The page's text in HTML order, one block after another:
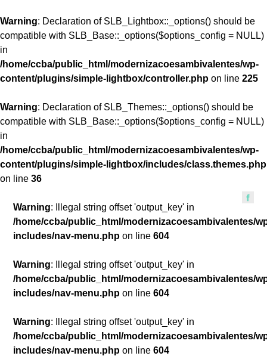
Warning: Declaration of SLB_Lightbox::_options() should be
compatible with SLB_Base::_options($options_config = NULL)
in
/home/ccba/public_html/modernizacoesambivalentes/wp-
content/plugins/simple-lightbox/controller.php on line 225
Warning: Declaration of SLB_Themes::_options() should be
compatible with SLB_Base::_options($options_config = NULL)
in
/home/ccba/public_html/modernizacoesambivalentes/wp-
content/plugins/simple-lightbox/includes/class.themes.php
on line 36
Warning: Illegal string offset 'output_key' in
/home/ccba/public_html/modernizacoesambivalentes/
includes/nav-menu.php on line604
Warning: Illegal string offset 'output_key' in
/home/ccba/public_html/modernizacoesambivalentes/
includes/nav-menu.php on line604
Warning: Illegal string offset 'output_key' in
/home/ccba/public_html/modernizacoesambivalentes/
includes/nav-menu.php on line604